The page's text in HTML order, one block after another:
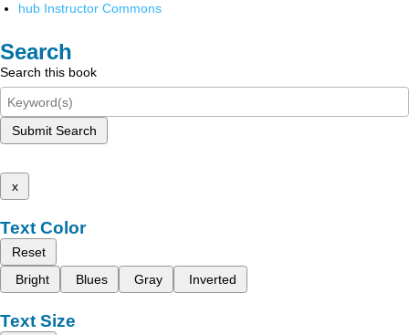
hub Instructor Commons
Search
Search this book
Submit Search
x
Text Color
Reset
Bright
Blues Gray Inverted
Text Size